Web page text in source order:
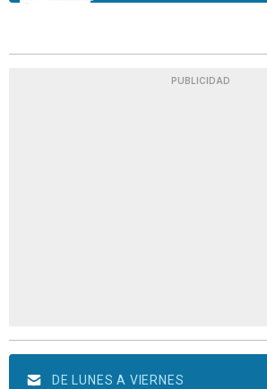
PUBLICIDAD
DE LUNES A VIERNES